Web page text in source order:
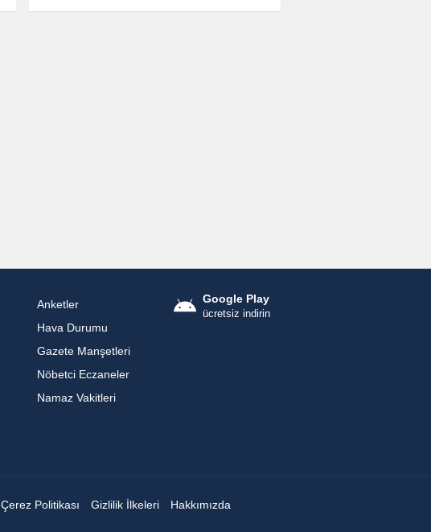
Anketler
Hava Durumu
Gazete Manşetleri
Nöbetci Eczaneler
Namaz Vakitleri
Google Play
ücretsiz indirin
Çerez Politikası Gizlilik İlkeleri Hakkımızda